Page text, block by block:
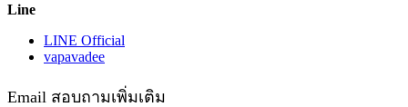
Line
LINE Official
vapavadee
Email สอบถามเพิ่มเติม